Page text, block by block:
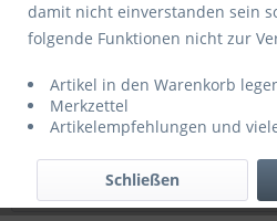
ab 1,29 € * 1,99 € *
inkl. MwSt.zzgl. Versandkosten
damit nicht einverstanden sein
folgende Funktionen nicht zur
Artikel in den Warenkorb
Merkzettel
Artikelempfehlungen und
Schließen